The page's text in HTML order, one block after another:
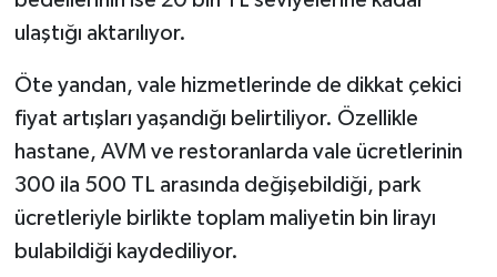
ulaştığı aktarılıyor.
Öte yandan, vale hizmetlerinde de dikkat çekici
fiyat artışları yaşandığı belirtiliyor. Özellikle
hastane, AVM ve restoranlarda vale ücretlerinin
300 ila 500 TL arasında değişebildiği, park
ücretleriyle birlikte toplam maliyetin bin lirayı
bulabildiği kaydediliyor.